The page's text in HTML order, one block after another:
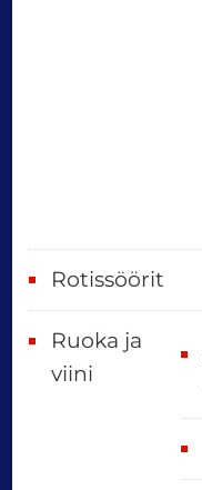
Rotissöörit
Ruoka ja
viini